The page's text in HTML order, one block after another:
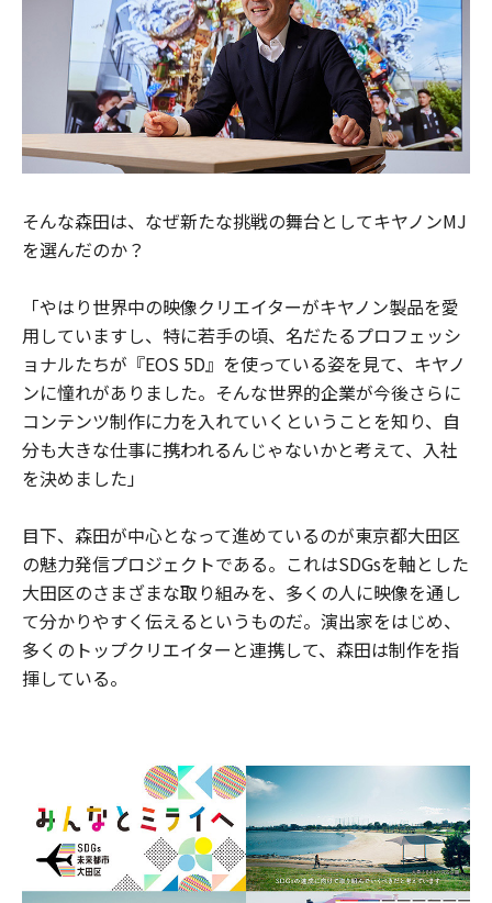
そんな森田は、なぜ新たな挑戦の舞台としてキヤノンMJ
を選んだのか？
「やはり世界中の映像クリエイターがキヤノン製品を愛
用していますし、特に若手の頃、名だたるプロフェッシ
ョナルたちが『EOS 5D』を使っている姿を見て、キヤノ
ンに憧れがありました。そんな世界的企業が今後さらに
コンテンツ制作に力を入れていくということを知り、自
分も大きな仕事に携われるんじゃないかと考えて、入社
を決めました」
目下、森田が中心となって進めているのが東京都大田区
の魅力発信プロジェクトである。これはSDGsを軸とした
大田区のさまざまな取り組みを、多くの人に映像を通し
て分かりやすく伝えるというものだ。演出家をはじめ、
多くのトップクリエイターと連携して、森田は制作を指
揮している。